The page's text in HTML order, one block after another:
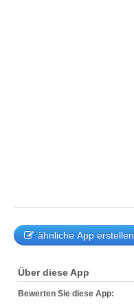
ähnliche App erstellen
Über diese App
Bewerten Sie diese App: